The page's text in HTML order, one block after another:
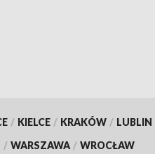
/ KIELCE / KRAKÓW / LUBLIN
/ WARSZAWA / WROCŁAW